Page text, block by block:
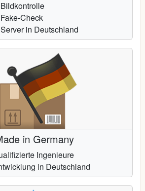
Bildkontrolle
Fake-Check
Server in Deutschland
in Germany
Ingenieure
in Deutschland